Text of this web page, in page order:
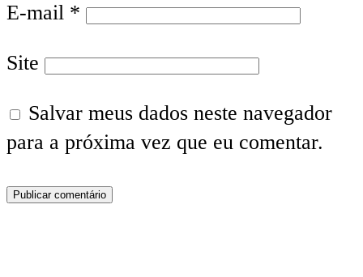
E-mail *
Site
Salvar meus dados neste navegador
para a próxima vez que eu comentar.